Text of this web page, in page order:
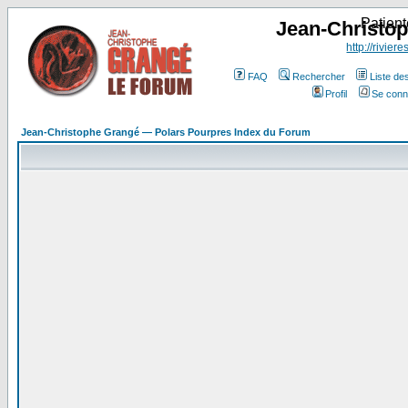
Jean-
http://
FAQ Rechercher
Liste
Profil
Se
Jean-Christophe Grangé — Polars Pourpres Index du Forum